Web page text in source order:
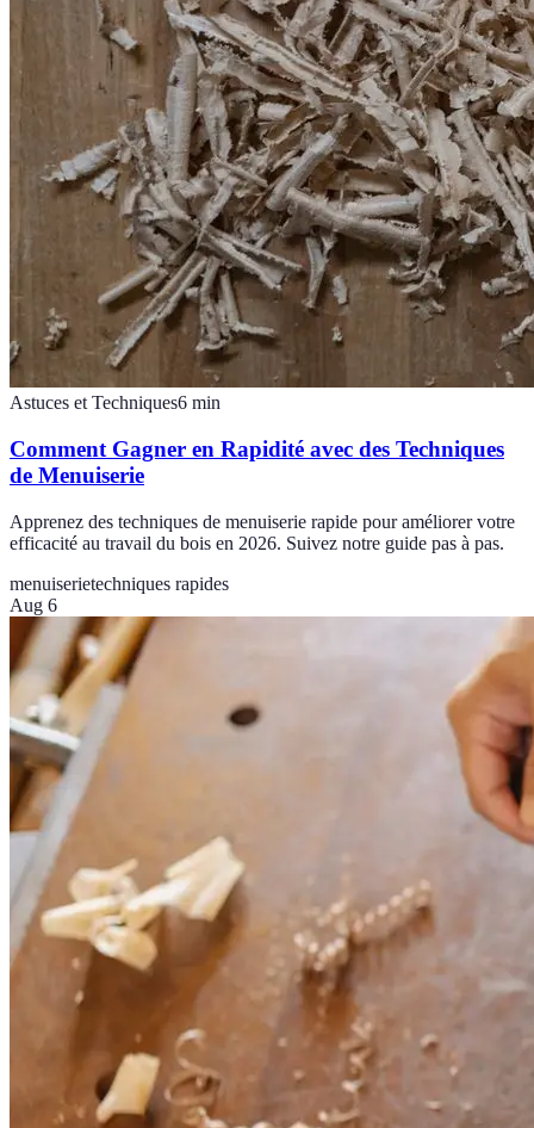
Astuces et Techniques6 min
Comment Gagner en Rapidité avec des Techniques
de Menuiserie
Apprenez des techniques de menuiserie rapide pour améliorer votre
efficacité au travail du bois en 2026. Suivez notre guide pas à pas.
menuiserietechniques rapides
Aug 6